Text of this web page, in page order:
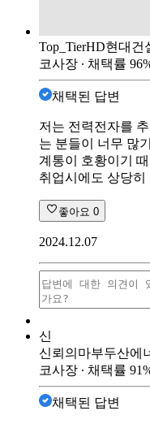
Top_TierHD현대건
코사장 ∙ 채택률 96
채택된 답변
저는 전력전자를
는 분들이 너무 많
계통이 호황이기
취업시에도 상당
좋아요 0
2024.12.07
신
신뢰의마부두산에
코사장 ∙ 채택률 91
채택된 답변